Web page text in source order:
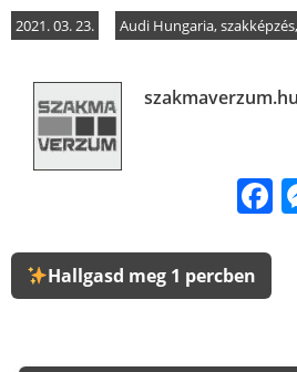
2021. 03. 23. Audi Hungaria,szakképzés,
szakmaverzum.hu
Hallgasd meg 1 percben